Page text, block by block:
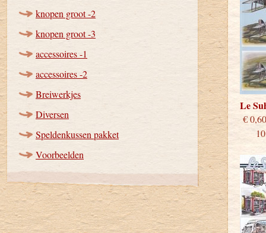
knopen groot -2
knopen groot -3
accessoires -1
accessoires -2
Breiwerkjes
Diversen
Speldenkussen pakket
Voorbeelden
Le
10